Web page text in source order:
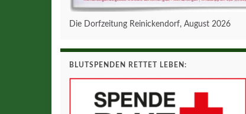
Die Dorfzeitung Reinickendorf, August 2026
BLUTSPENDEN RETTET LEBEN: